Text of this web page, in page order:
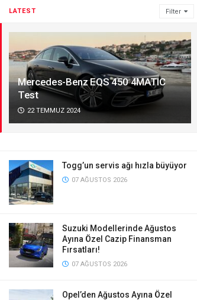
LATEST Filter
Mercedes-Benz EQS 450 4MATIC
Test
22 TEMMUZ 2024
Togg’un servis ağı hızla büyüyor
07 AĞUSTOS 2026
Suzuki Modellerinde Ağustos
Ayına Özel Cazip Finansman
Fırsatları!
07 AĞUSTOS 2026
Opel’den Ağustos Ayına Özel